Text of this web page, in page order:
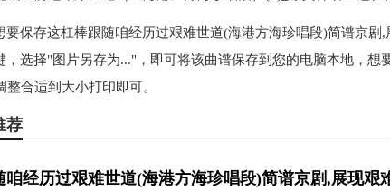
要保存这杠棒跟随咱经历过艰难世道(海港方海珍唱段)简谱京剧
，选择"图片另存为..."，即可将该曲谱保存到您的电脑本地，想
整合适到大小打印即可。
荐
咱经历过艰难世道(海港方海珍唱段)简谱京剧,展现艰